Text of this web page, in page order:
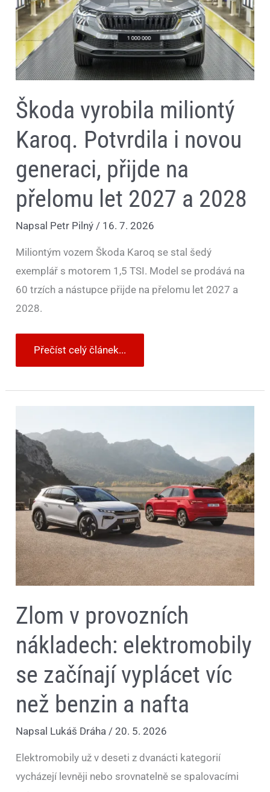
Škoda vyrobila miliontý
Karoq. Potvrdila i novou
generaci, přijde na
přelomu let 2027 a 2028
Napsal Petr Pilný/ 16. 7. 2026
Miliontým vozem Škoda Karoq se stal šedý
exemplář s motorem 1,5 TSI. Model se prodává na
60 trzích a nástupce přijde na přelomu let 2027 a
2028.
přijde
na
přelomu
let
2027
a
2028
Přečíst celý článek...
Zlom v provozních
nákladech: elektromobily
se začínají vyplácet víc
než benzin a nafta
Napsal Lukáš Dráha/20. 5. 2026
Elektromobily už v deseti z dvanácti kategorií
vycházejí levněji nebo srovnatelně se spalovacími
provozních
nákladech:
elektromobily
se
začínají
vyplácet
víc
než
benzin
a
nafta